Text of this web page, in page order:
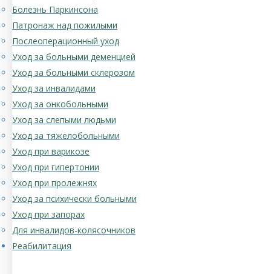
Болезнь Паркинсона
Патронаж над пожилыми
Послеоперационный уход
Уход за больными деменцией
Уход за больными склерозом
Уход за инвалидами
Уход за онкобольными
Уход за слепыми людьми
Уход за тяжелобольными
Уход при варикозе
Уход при гипертонии
Уход при пролежнях
Уход за психически больными
Уход при запорах
Для инвалидов-колясочников
Реабилитация